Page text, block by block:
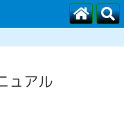
ュアル